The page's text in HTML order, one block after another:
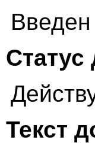
Статус
Текст